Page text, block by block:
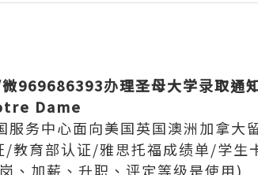
969686393办理圣母大学录取通
Dame
服务中心面向美国英国澳洲加拿大
教育部认证/雅思托福成绩单/学生
、加薪、升职、评定等级是使用)